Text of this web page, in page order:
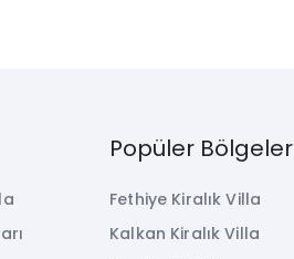
Popüler Bölgeler
Fethiye Kiralık Villa
Kalkan Kiralık Villa